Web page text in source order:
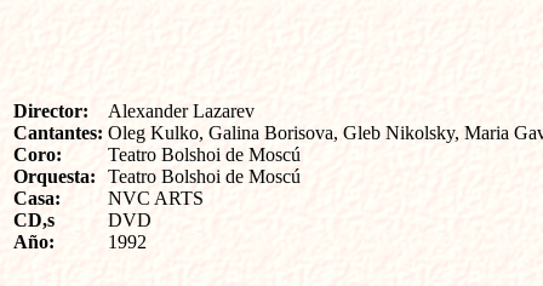
Director:
Cantantes:
Coro:
Orquesta:
Casa:
CD,s
Año:
Alexander Lazarev
Oleg Kulko, Galina Borisova, Gleb Nikolsky, Maria
Teatro Bolshoi de Moscú
Teatro Bolshoi de Moscú
NVC ARTS
DVD
1992